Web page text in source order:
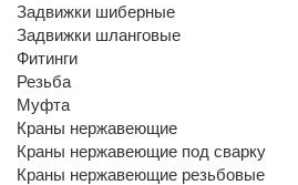
Задвижки шиберные
Задвижки шланговые
Фитинги
Резьба
Муфта
Краны нержавеющие
Краны нержавеющие под сварку
Краны нержавеющие резьбовые